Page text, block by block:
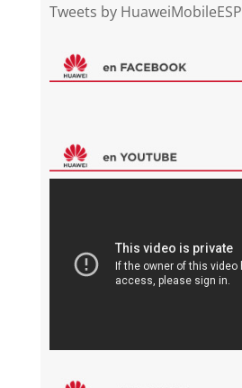
Tweets by HuaweiMobileESP